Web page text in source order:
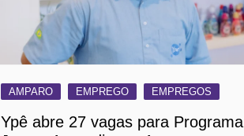
AMPARO EMPREGO EMPREGOS
Ypê abre 27 vagas para Programa